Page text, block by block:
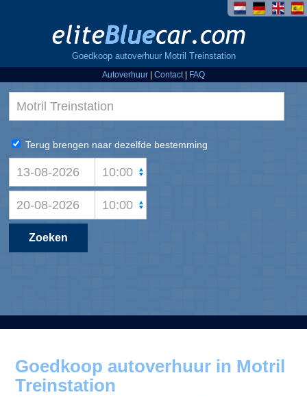
Goedkoop autoverhuur Motril Treinstation
Autoverhuur
Contact| FAQ
Goedkoop autoverhuur in Motril
Treinstation
Terug brengen naar dezelfde bestemming